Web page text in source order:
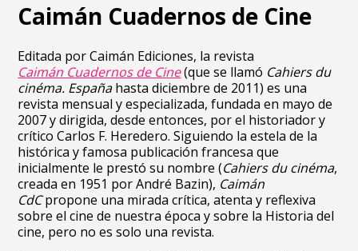
Caimán Cuadernos de Cine
Editada por Caimán Ediciones, la revista
Caimán Cuadernos de Cine(que se llamó Cahiers du
cinéma. Españahasta diciembre de 2011) es una
revista mensual y especializada, fundada en mayo de
2007 y dirigida, desde entonces, por el historiador y
crítico Carlos F. Heredero. Siguiendo la estela de la
histórica y famosa publicación francesa que
inicialmente le prestó su nombre (Cahiers du cinéma,
creada en 1951 por André Bazin), Caimán
CdCpropone una mirada crítica, atenta y reflexiva
sobre el cine de nuestra época y sobre la Historia del
cine, pero no es solo una revista.